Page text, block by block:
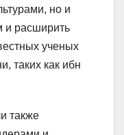
но и
и расширить
ученых
таких как ибн
также